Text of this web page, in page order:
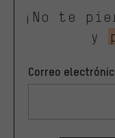
¡No te
y
Correo